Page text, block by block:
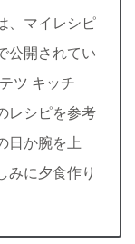
、マイレシピ
公開されてい
ツ キッチ
レシピを参考
日か腕を上
みに夕食作り